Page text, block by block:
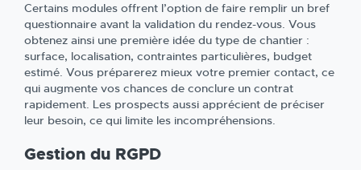
Certains modules offrent l’option de faire remplir un bref
questionnaire avant la validation du rendez-vous. Vous
obtenez ainsi une première idée du type de chantier :
surface, localisation, contraintes particulières, budget
estimé. Vous préparerez mieux votre premier contact, ce
qui augmente vos chances de conclure un contrat
rapidement. Les prospects aussi apprécient de préciser
leur besoin, ce qui limite les incompréhensions.
Gestion du RGPD